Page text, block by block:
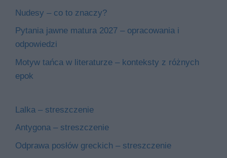
Nudesy – co to znaczy?
Pytania jawne matura 2027 – opracowania i
odpowiedzi
Motyw tańca w literaturze – konteksty z różnych
epok
Lalka – streszczenie
Antygona – streszczenie
Odprawa posłów greckich – streszczenie